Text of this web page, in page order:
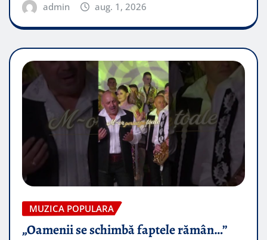
admin aug. 1, 2026
MUZICA POPULARA
„Oamenii se schimbă faptele rămân…”